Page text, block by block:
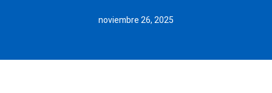
noviembre 26, 2025